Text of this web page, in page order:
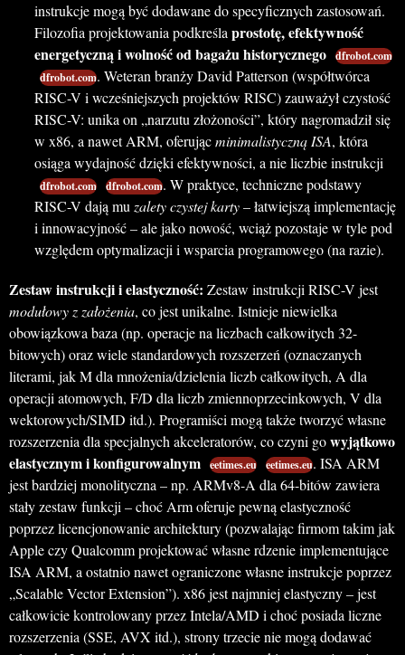
instrukcje mogą być dodawane do specyficznych zastosowań.
Filozofia projektowania podkreślaprostotę, efektywność
energetyczną i wolność od bagażu historycznego dfrobot.com
dfrobot.com. Weteran branży David Patterson (współtwórca
RISC-V i wcześniejszych projektów RISC) zauważył czystość
RISC-V: unika on „narzutu złożoności”, który nagromadził się
w x86, a nawet ARM, oferującminimalistyczną ISA, która
osiąga wydajność dzięki efektywności, a nie liczbie instrukcji
dfrobot.com dfrobot.com. W praktyce, techniczne podstawy
RISC-V dają muzalety czystej karty– łatwiejszą implementację
i innowacyjność – ale jako nowość, wciąż pozostaje w tyle pod
względem optymalizacji i wsparcia programowego (na razie).
Zestaw instrukcji i elastyczność: Zestaw instrukcji RISC-V jest
modułowy z założenia, co jest unikalne. Istnieje niewielka
obowiązkowa baza (np. operacje na liczbach całkowitych 32-
bitowych) oraz wiele standardowych rozszerzeń (oznaczanych
literami, jak M dla mnożenia/dzielenia liczb całkowitych, A dla
operacji atomowych, F/D dla liczb zmiennoprzecinkowych, V dla
wektorowych/SIMD itd.). Programiści mogą także tworzyć własne
rozszerzenia dla specjalnych akceleratorów, co czyni gowyjątkowo
elastycznym i konfigurowalnym eetimes.eu eetimes.eu. ISA ARM
jest bardziej monolityczna – np. ARMv8-A dla 64-bitów zawiera
stały zestaw funkcji – choć Arm oferuje pewną elastyczność
poprzez licencjonowanie architektury (pozwalając firmom takim jak
Apple czy Qualcomm projektować własne rdzenie implementujące
ISA ARM, a ostatnio nawet ograniczone własne instrukcje poprzez
„Scalable Vector Extension”). x86 jest najmniej elastyczny – jest
całkowicie kontrolowany przez Intela/AMD i choć posiada liczne
rozszerzenia (SSE, AVX itd.), strony trzecie nie mogą dodawać